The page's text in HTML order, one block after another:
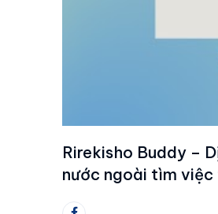
Rirekisho Buddy –
nước ngoài tìm